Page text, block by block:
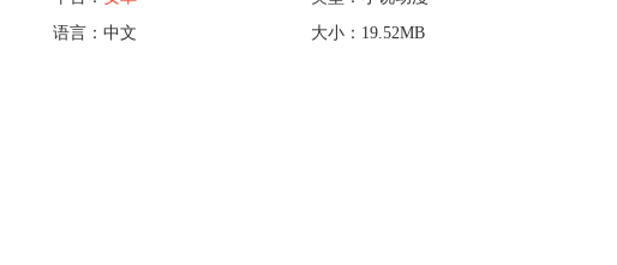
语言：中文
大小：19.52MB